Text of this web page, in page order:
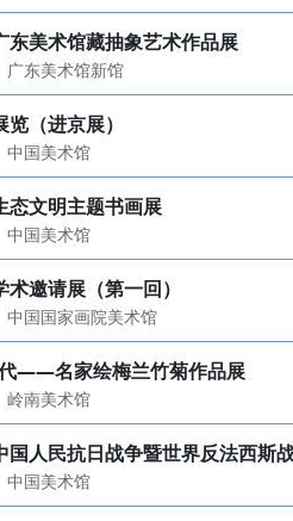
美术馆藏抽象艺术作品展
广东美术馆新馆
（进京展）
中国美术馆
文明主题书画展
中国美术馆
邀请展（第一回）
中国国家画院美术馆
——名家绘梅兰竹菊作品展
岭南美术馆
人民抗日战争暨世界反法西斯
中国美术馆